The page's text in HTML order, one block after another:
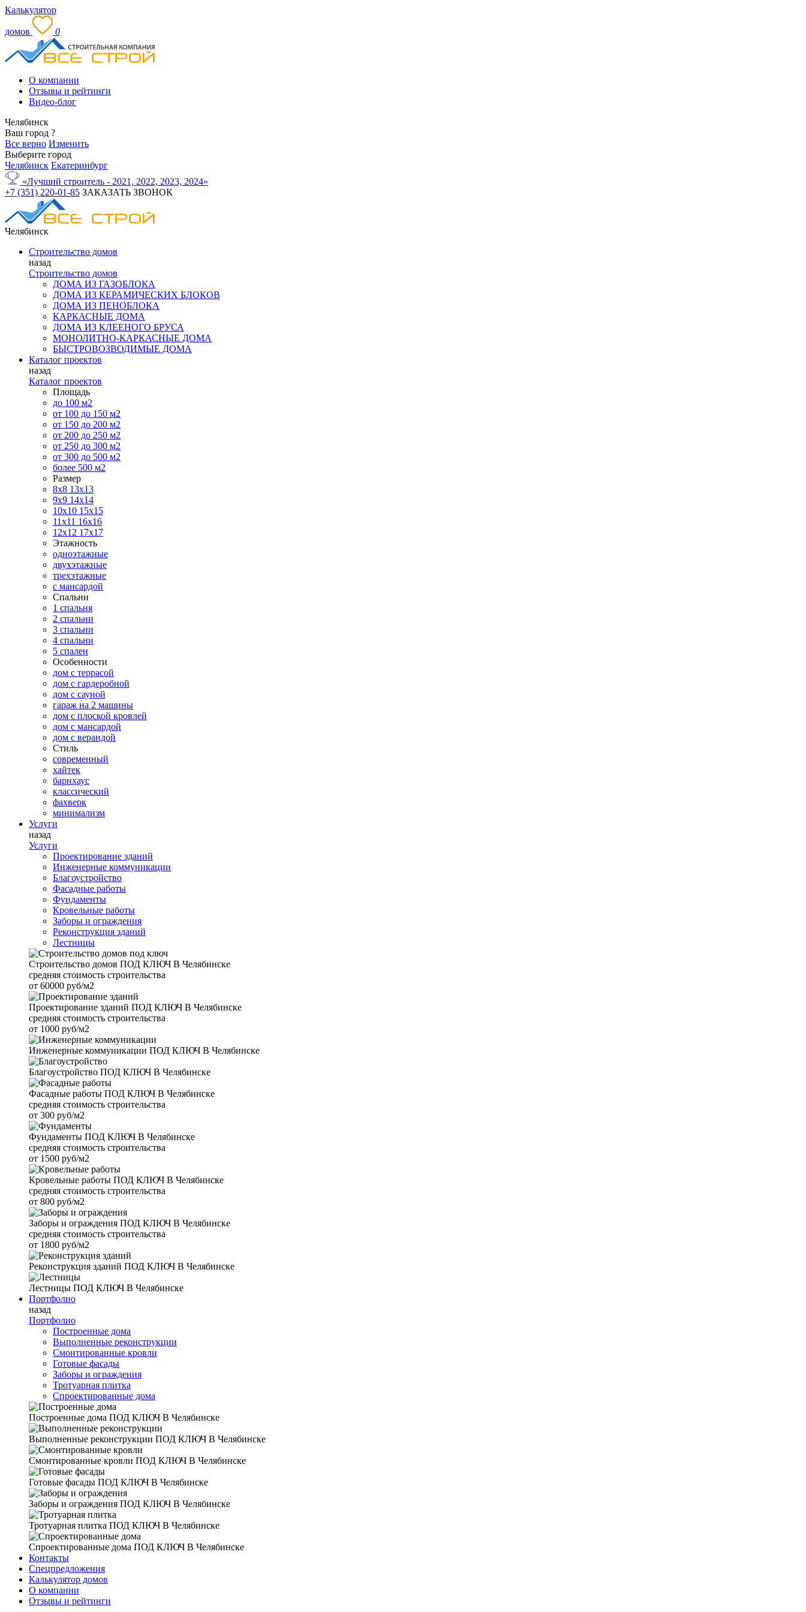
Калькулятор
домов 0
О компании
Отзывы и рейтинги
Видео-блог
Челябинск
Ваш город ?
Все верно Изменить
Выберите город
Челябинск Екатеринбург
«Лучший строитель - 2021, 2022, 2023, 2024»
+7 (351) 220-01-85 ЗАКАЗАТЬ ЗВОНОК
Челябинск
Строительство домов
назад
Строительство домов
ДОМА ИЗ ГАЗОБЛОКА
ДОМА ИЗ КЕРАМИЧЕСКИХ БЛОКОВ
ДОМА ИЗ ПЕНОБЛОКА
КАРКАСНЫЕ ДОМА
ДОМА ИЗ КЛЕЕНОГО БРУСА
МОНОЛИТНО-КАРКАСНЫЕ ДОМА
БЫСТРОВОЗВОДИМЫЕ ДОМА
Каталог проектов
назад
Каталог проектов
Площадь
до 100 м2
от 100 до 150 м2
от 150 до 200 м2
от 200 до 250 м2
от 250 до 300 м2
от 300 до 500 м2
более 500 м2
Размер
8х8 13х13
9х9 14х14
10х10 15х15
11x11 16х16
12х12 17х17
Этажность
одноэтажные
двухэтажные
трехэтажные
с мансардой
Спальни
1 спальня
2 спальни
3 спальни
4 спальни
5 спален
Особенности
дом с террасой
дом с гардеробной
дом с сауной
гараж на 2 машины
дом с плоской кровлей
дом с мансардой
дом с верандой
Стиль
современный
хайтек
барнхаус
классический
фахверк
минимализм
Услуги
назад
Услуги
Проектирование зданий
Инженерные коммуникации
Благоустройство
Фасадные работы
Фундаменты
Кровельные работы
Заборы и ограждения
Реконструкция зданий
Лестницы
Строительство домов ПОД КЛЮЧ В Челябинске
средняя стоимость строительства
от 60000 руб/м2
Проектирование зданий ПОД КЛЮЧ В Челябинске
средняя стоимость строительства
от 1000 руб/м2
Инженерные коммуникации ПОД КЛЮЧ В Челябинске
Благоустройство ПОД КЛЮЧ В Челябинске
Фасадные работы ПОД КЛЮЧ В Челябинске
средняя стоимость строительства
от 300 руб/м2
Фундаменты ПОД КЛЮЧ В Челябинске
средняя стоимость строительства
от 1500 руб/м2
Кровельные работы ПОД КЛЮЧ В Челябинске
средняя стоимость строительства
от 800 руб/м2
Заборы и ограждения ПОД КЛЮЧ В Челябинске
средняя стоимость строительства
от 1800 руб/м2
Реконструкция зданий ПОД КЛЮЧ В Челябинске
Лестницы ПОД КЛЮЧ В Челябинске
Портфолио
назад
Портфолио
Построенные дома
Выполненные реконструкции
Смонтированные кровли
Готовые фасады
Заборы и ограждения
Тротуарная плитка
Спроектированные дома
Построенные дома ПОД КЛЮЧ В Челябинске
Выполненные реконструкции ПОД КЛЮЧ В Челябинске
Смонтированные кровли ПОД КЛЮЧ В Челябинске
Готовые фасады ПОД КЛЮЧ В Челябинске
Заборы и ограждения ПОД КЛЮЧ В Челябинске
Тротуарная плитка ПОД КЛЮЧ В Челябинске
Спроектированные дома ПОД КЛЮЧ В Челябинске
Контакты
Спецпредложения
Калькулятор домов
О компании
Отзывы и рейтинги